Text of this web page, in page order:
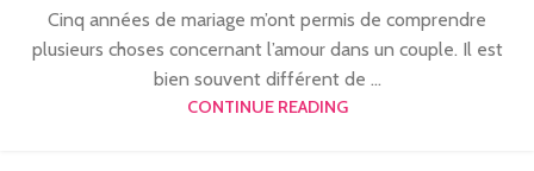
Cinq années de mariage m’ont permis de comprendre
plusieurs choses concernant l’amour dans un couple. Il est
bien souvent différent de ...
CONTINUE READING